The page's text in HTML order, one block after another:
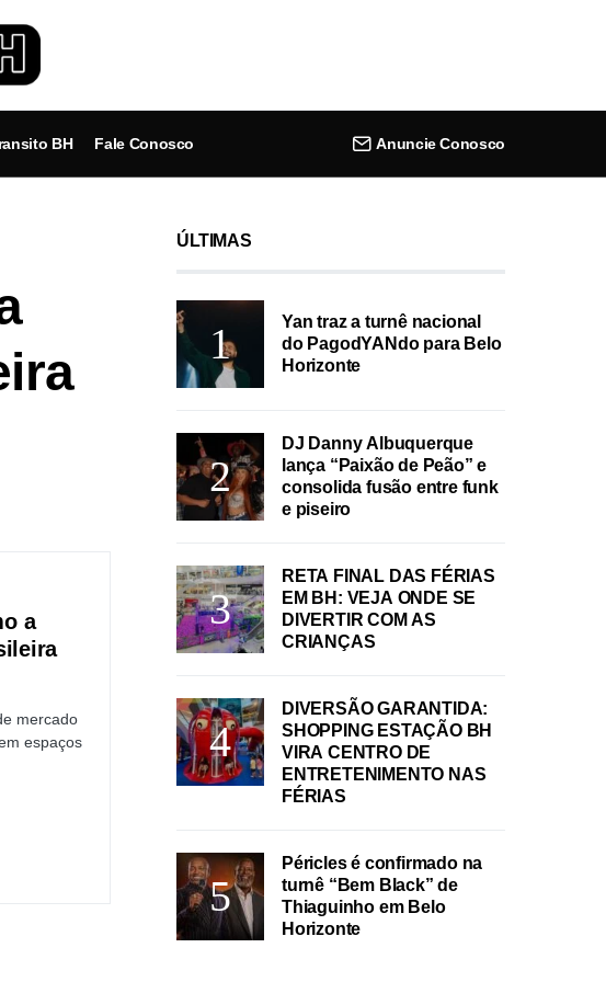
BH Fale Conosco Anuncie Conosco
a
mercado
espaços
ÚLTIMAS
Yan traz a turnê nacional
do PagodYANdo para Belo
Horizonte
DJ Danny Albuquerque
lança “Paixão de Peão” e
consolida fusão entre funk
e piseiro
RETA FINAL DAS FÉRIAS
EM BH: VEJA ONDE SE
DIVERTIR COM AS
CRIANÇAS
DIVERSÃO GARANTIDA:
SHOPPING ESTAÇÃO BH
VIRA CENTRO DE
ENTRETENIMENTO NAS
FÉRIAS
Péricles é confirmado na
turnê “Bem Black” de
Thiaguinho em Belo
Horizonte